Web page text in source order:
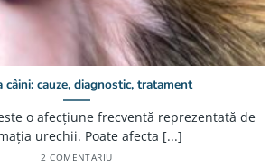
câini: cauze, diagnostic, tratament
o afecțiune frecventă reprezentată de
urechii. Poate afecta [...]
2 COMENTARIU